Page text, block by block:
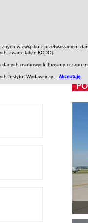
w związku z przetwarzaniem
zwane także RODO).
osobowych. Prosimy o
Instytut Wydawniczy – Akceptuję
Wideo ENGLISH